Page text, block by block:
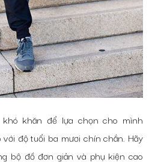
khăn để lựa chọn cho mình
độ tuổi ba mươi chín chắn. Hãy
bộ đồ đơn giản và phụ kiện cao